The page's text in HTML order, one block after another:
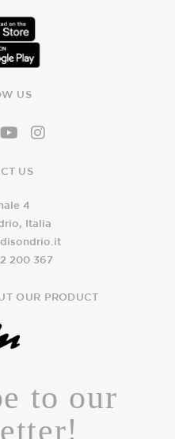
US
US
4
Italia
200 367
OUR PRODUCT
to our